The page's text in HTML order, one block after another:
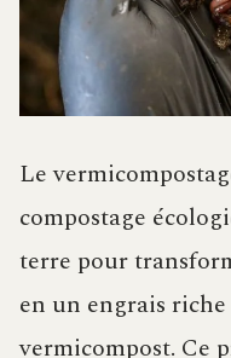
Le
compostage
terre pour
en un engrais
vermicompost. Ce